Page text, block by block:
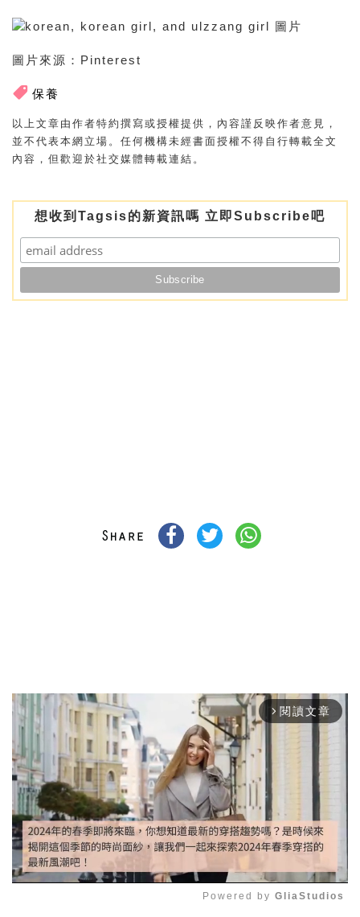
圖片來源：Pinterest
保養
以上文章由作者特約撰寫或授權提供，內容謹反映作者意見，
並不代表本網立場。任何機構未經書面授權不得自行轉載全文
內容，但歡迎於社交媒體轉載連結。
想收到Tagsis的新資訊嗎 立即Subscribe吧
arrow_forward_ios 閱讀文章
Powered by GliaStudios